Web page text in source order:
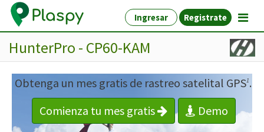
Ingresar Registrate
HunterPro - CP60-KAM
Obtenga un mes gratis de rastreo satelital GPS1.
Comienza tu mes gratis
Demo